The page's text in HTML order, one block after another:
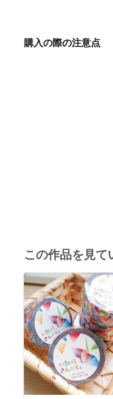
購入の際の注意点
この作品を見て